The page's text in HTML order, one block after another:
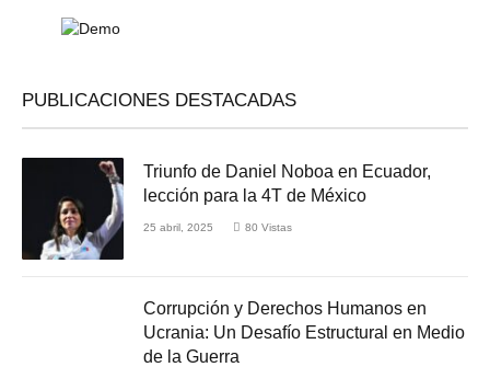
PUBLICACIONES DESTACADAS
Triunfo de Daniel Noboa en Ecuador,
lección para la 4T de México
25 abril, 2025 80 Vistas
Corrupción y Derechos Humanos en
Ucrania: Un Desafío Estructural en Medio
de la Guerra